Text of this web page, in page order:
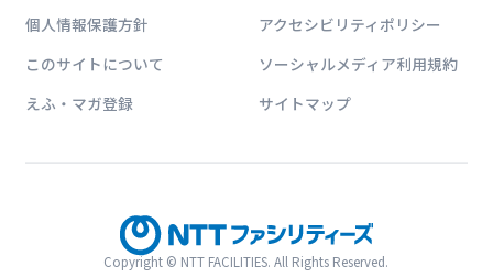
個人情報保護方針
アクセシビリティポリシー
このサイトについて
ソーシャルメディア利用規約
えふ・マガ登録
サイトマップ
Copyright © NTT FACILITIES. All Rights Reserved.